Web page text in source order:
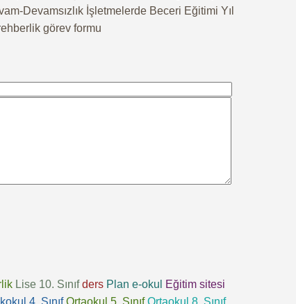
Devamsızlık İşletmelerde Beceri Eğitimi Yıl
görev formu
Lise 10. Sınıf ders Plan e-okul
Eğitim sitesi
İlkokul 4. Sınıf Ortaokul 5. Sınıf Ortaokul 8. Sınıf